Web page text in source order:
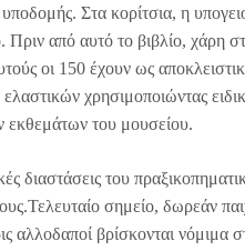
Στα κορίτσια, η
από αυτό το βιβλίο, χάρη
οι 150 έχουν ως
ελαστικών χρησιμοποιώντας
εκθεμάτων του μουσείου.
διαστάσεις του
σημείο, δωρεάν
αλλοδαποί βρίσκονται νόμιμα